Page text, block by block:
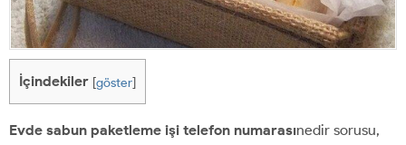
İçindekiler [göster]
Evde sabun paketleme işi telefon numarasınedir sorusu,